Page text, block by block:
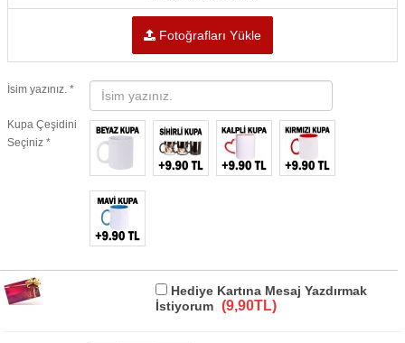
Fotoğrafları Yükle
İsim yazınız. *
Kupa Çeşidini
Seçiniz *
Hediye Kartına Mesaj Yazdırmak
İstiyorum (9,90TL)